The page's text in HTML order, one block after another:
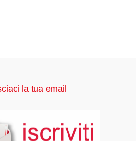
la tua email